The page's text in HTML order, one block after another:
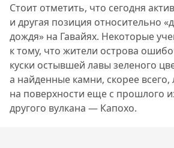
Стоит отметить, что сегодня
и другая позиция относительно
дождя» на Гавайях. Некоторые
к тому, что жители острова
куски остывшей лавы зеленого
а найденные камни, скорее всего,
на поверхности еще с прошлого
другого вулкана — Капохо.